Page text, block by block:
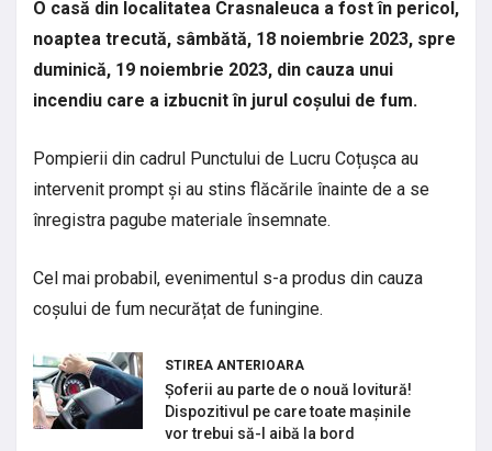
O casă din localitatea Crasnaleuca a fost în pericol,
noaptea trecută, sâmbătă, 18 noiembrie 2023, spre
duminică, 19 noiembrie 2023, din cauza unui
incendiu care a izbucnit în jurul coșului de fum.
Pompierii din cadrul Punctului de Lucru Coțușca au
intervenit prompt și au stins flăcările înainte de a se
înregistra pagube materiale însemnate.
Cel mai probabil, evenimentul s-a produs din cauza
coșului de fum necurățat de funingine.
STIREA ANTERIOARA
Șoferii au parte de o nouă lovitură!
Dispozitivul pe care toate mașinile
vor trebui să-l aibă la bord